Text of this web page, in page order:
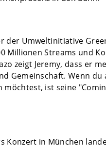
der Umweltinitiative
Millionen Streams und
zeigt Jeremy, dass er
Gemeinschaft. Wenn
ist seine
Konzert in München